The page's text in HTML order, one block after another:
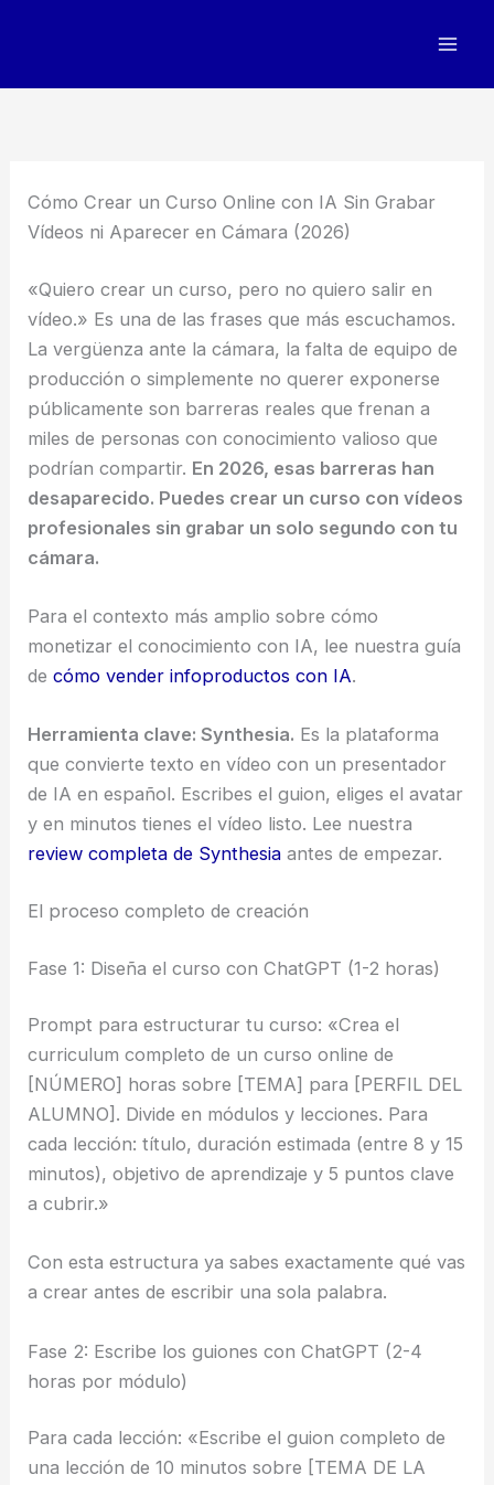
Cómo Crear un Curso Online con IA Sin Grabar
Vídeos ni Aparecer en Cámara (2026)
«Quiero crear un curso, pero no quiero salir en
vídeo.» Es una de las frases que más escuchamos.
La vergüenza ante la cámara, la falta de equipo de
producción o simplemente no querer exponerse
públicamente son barreras reales que frenan a
miles de personas con conocimiento valioso que
podrían compartir. En 2026, esas barreras han
desaparecido. Puedes crear un curso con vídeos
profesionales sin grabar un solo segundo con tu
cámara.
Para el contexto más amplio sobre cómo
monetizar el conocimiento con IA, lee nuestra guía
decómo vender infoproductos con IA.
Herramienta clave: Synthesia. Es la plataforma
que convierte texto en vídeo con un presentador
de IA en español. Escribes el guion, eliges el avatar
y en minutos tienes el vídeo listo. Lee nuestra
review completa de Synthesia antes de empezar.
El proceso completo de creación
Fase 1: Diseña el curso con ChatGPT (1-2 horas)
Prompt para estructurar tu curso: «Crea el
curriculum completo de un curso online de
[NÚMERO] horas sobre [TEMA] para [PERFIL DEL
ALUMNO]. Divide en módulos y lecciones. Para
cada lección: título, duración estimada (entre 8 y 15
minutos), objetivo de aprendizaje y 5 puntos clave
a cubrir.»
Con esta estructura ya sabes exactamente qué vas
a crear antes de escribir una sola palabra.
Fase 2: Escribe los guiones con ChatGPT (2-4
horas por módulo)
Para cada lección: «Escribe el guion completo de
una lección de 10 minutos sobre [TEMA DE LA